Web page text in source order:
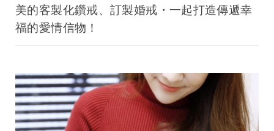
最新消息
求婚鑽戒
結婚戒指
美的客製化鑽戒、訂製婚戒・一起打造傳遞幸
福的愛情信物！